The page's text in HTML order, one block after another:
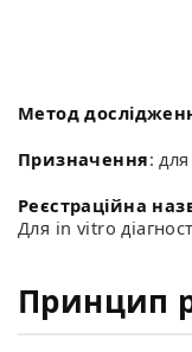
Метод
Призначення:
Реєстраційна
Для in vitro
Принцип